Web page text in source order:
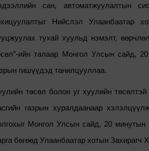
сан, автоматжуулалтын
Нийслэл Улаанбаатар
тухай хуульд нэмэлт,
ийнталаар Монгол Улсын сайд,
гишүүдэд танилцууллаа.
төсөл болон уг хуулийн төсөлтэй
газрын хуралдаанаар
Монгол Улсын сайд, 20
бөгөөд Улаанбаатар хотын Заxирагч